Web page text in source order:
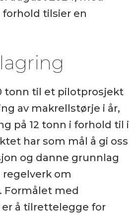
tilsier en
tonn til et pilotprosjekt
av makrellstørje i år,
på 12 tonn i forhold til i
har som mål å gi oss
og danne grunnlag
om
Formålet med
å tilrettelegge for